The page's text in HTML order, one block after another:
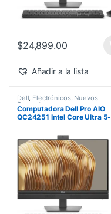
$24,899.00
Añadir a la lista
Dell, Electrónicos, Nuevos
Productos
Computadora Dell Pro AIO
QC24251 Intel Core Ultra 5-
Windows 11 Pro